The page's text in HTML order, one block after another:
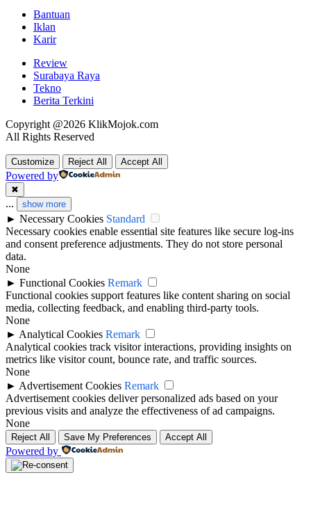
Bantuan
Iklan
Karir
Review
Surabaya Raya
Tekno
Berita Terkini
Copyright @2026 KlikMojok.com
All Rights Reserved
Customize Reject All Accept All
Powered by
✖
... show more
► Necessary Cookies Standard
Necessary cookies enable essential site features like secure log-ins
and consent preference adjustments. They do not store personal
data.
None
► Functional Cookies Remark
Functional cookies support features like content sharing on social
media, collecting feedback, and enabling third-party tools.
None
► Analytical Cookies Remark
Analytical cookies track visitor interactions, providing insights on
metrics like visitor count, bounce rate, and traffic sources.
None
► Advertisement Cookies Remark
Advertisement cookies deliver personalized ads based on your
previous visits and analyze the effectiveness of ad campaigns.
None
Reject All Save My Preferences Accept All
Powered by